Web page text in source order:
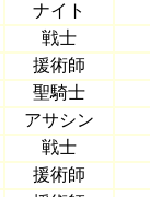
ナイト
戦士
援術師
聖騎士
アサシン
戦士
援術師